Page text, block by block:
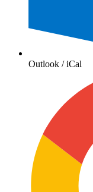
Outlook / iCal